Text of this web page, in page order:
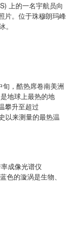
上的一名宇航员向
片。位于珠穆朗玛峰
。
，酷热席卷南美洲
地球上最热的地
攀升至超过
以来测量的最热温
成像光谱仪
色的漩涡是生物、